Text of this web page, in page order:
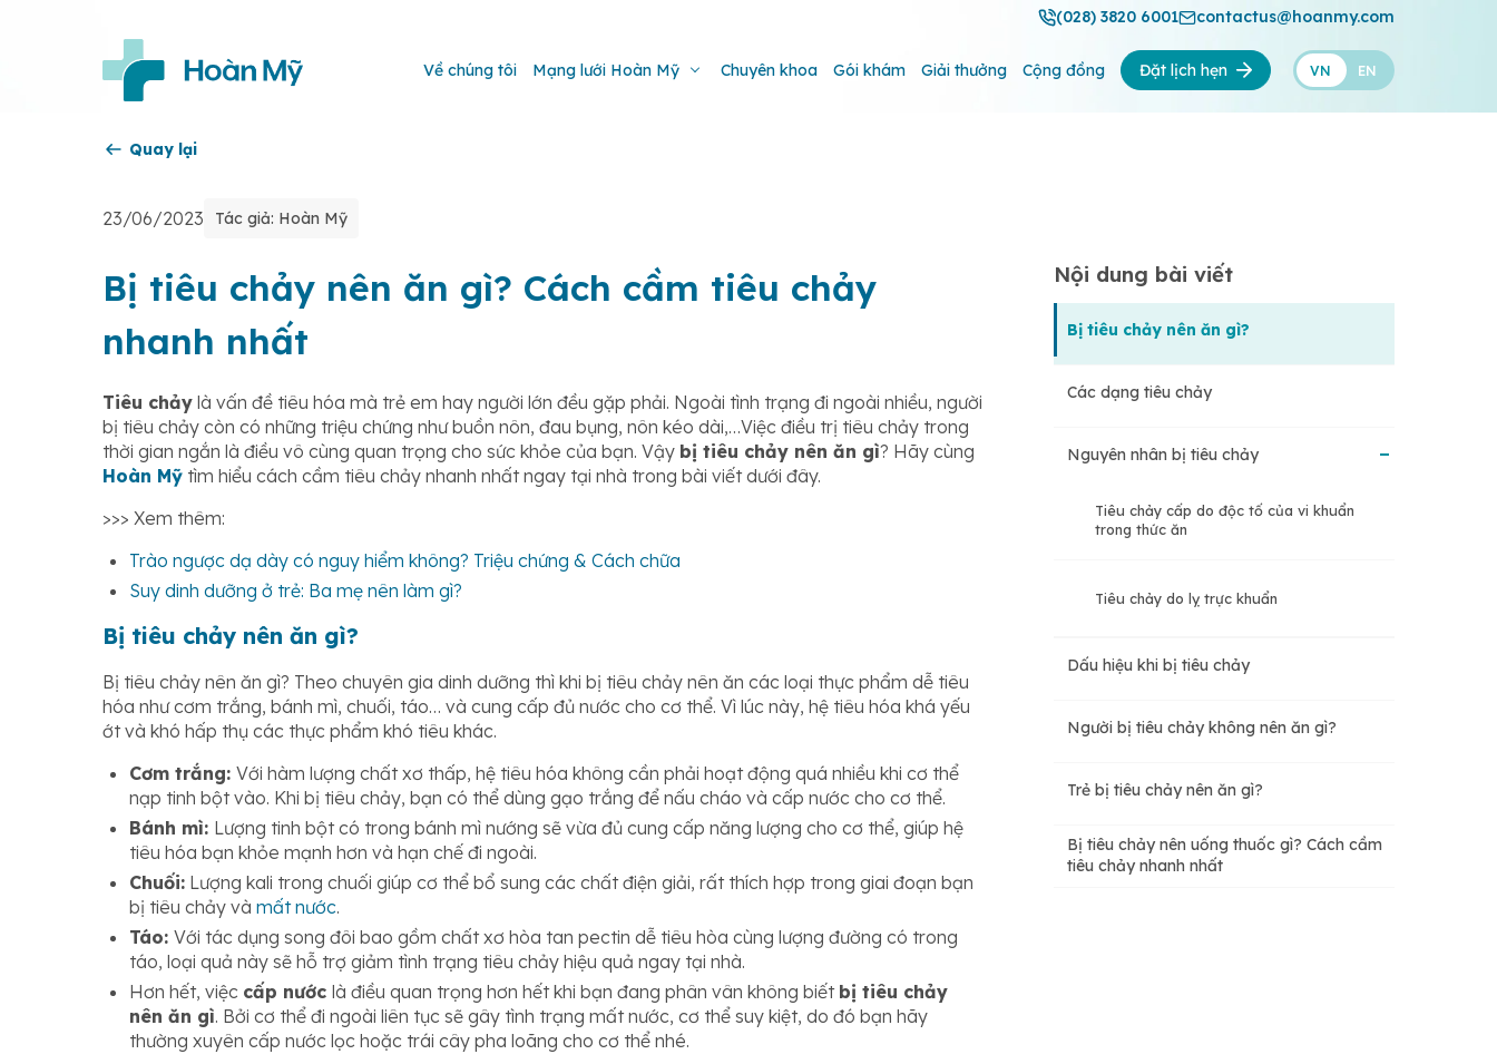
(028) 3820 6001 contactus@hoanmy.com
Về chúng tôi Mạng lưới Hoàn Mỹ Chuyên khoa Gói khám Giải thưởng Cộng đồng Đặt lịch hẹn VN EN
Quay lại
23/06/2023 Tác giả: Hoàn Mỹ
Bị tiêu chảy nên ăn gì? Cách cầm tiêu chảy
nhanh nhất
Tiêu chảy là vấn đề tiêu hóa mà trẻ em hay người lớn đều gặp phải. Ngoài tình trạng đi ngoài nhiều, người
bị tiêu chảy còn có những triệu chứng như buồn nôn, đau bụng, nôn kéo dài,…Việc điều trị tiêu chảy trong
thời gian ngắn là điều vô cùng quan trọng cho sức khỏe của bạn. Vậy bị tiêu chảy nên ăn gì? Hãy cùng
Hoàn Mỹ tìm hiểu cách cầm tiêu chảy nhanh nhất ngay tại nhà trong bài viết dưới đây.
>>> Xem thêm:
Trào ngược dạ dày có nguy hiểm không? Triệu chứng & Cách chữa
Suy dinh dưỡng ở trẻ: Ba mẹ nên làm gì?
Bị tiêu chảy nên ăn gì?
Bị tiêu chảy nên ăn gì? Theo chuyên gia dinh dưỡng thì khi bị tiêu chảy nên ăn các loại thực phẩm dễ tiêu
hóa như cơm trắng, bánh mì, chuối, táo… và cung cấp đủ nước cho cơ thể. Vì lúc này, hệ tiêu hóa khá yếu
ớt và khó hấp thụ các thực phẩm khó tiêu khác.
Cơm trắng: Với hàm lượng chất xơ thấp, hệ tiêu hóa không cần phải hoạt động quá nhiều khi cơ thể
nạp tinh bột vào. Khi bị tiêu chảy, bạn có thể dùng gạo trắng để nấu cháo và cấp nước cho cơ thể.
Bánh mì: Lượng tinh bột có trong bánh mì nướng sẽ vừa đủ cung cấp năng lượng cho cơ thể, giúp hệ
tiêu hóa bạn khỏe mạnh hơn và hạn chế đi ngoài.
Chuối: Lượng kali trong chuối giúp cơ thể bổ sung các chất điện giải, rất thích hợp trong giai đoạn bạn
bị tiêu chảy và mất nước.
Táo: Với tác dụng song đôi bao gồm chất xơ hòa tan pectin dễ tiêu hòa cùng lượng đường có trong
táo, loại quả này sẽ hỗ trợ giảm tình trạng tiêu chảy hiệu quả ngay tại nhà.
Hơn hết, việc cấp nước là điều quan trọng hơn hết khi bạn đang phân vân không biết bị tiêu chảy
nên ăn gì. Bởi cơ thể đi ngoài liên tục sẽ gây tình trạng mất nước, cơ thể suy kiệt, do đó bạn hãy
thường xuyên cấp nước lọc hoặc trái cây pha loãng cho cơ thể nhé.
Nội dung bài viết
Bị tiêu chảy nên ăn gì?
Các dạng tiêu chảy
Nguyên nhân bị tiêu chảy
Tiêu chảy cấp do độc tố của vi khuẩn
trong thức ăn
Tiêu chảy do lỵ trực khuẩn
Dấu hiệu khi bị tiêu chảy
Người bị tiêu chảy không nên ăn gì?
Trẻ bị tiêu chảy nên ăn gì?
Bị tiêu chảy nên uống thuốc gì? Cách cầm
tiêu chảy nhanh nhất